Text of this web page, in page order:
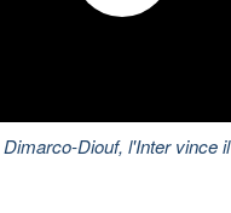
Dimarco-Diouf, l'Inter vince